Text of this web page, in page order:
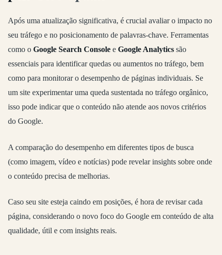
Após uma atualização significativa, é crucial avaliar o impacto no
seu tráfego e no posicionamento de palavras-chave. Ferramentas
como o Google Search Console e Google Analytics são
essenciais para identificar quedas ou aumentos no tráfego, bem
como para monitorar o desempenho de páginas individuais. Se
um site experimentar uma queda sustentada no tráfego orgânico,
isso pode indicar que o conteúdo não atende aos novos critérios
do Google.
A comparação do desempenho em diferentes tipos de busca
(como imagem, vídeo e notícias) pode revelar insights sobre onde
o conteúdo precisa de melhorias.
Caso seu site esteja caindo em posições, é hora de revisar cada
página, considerando o novo foco do Google em conteúdo de alta
qualidade, útil e com insights reais.